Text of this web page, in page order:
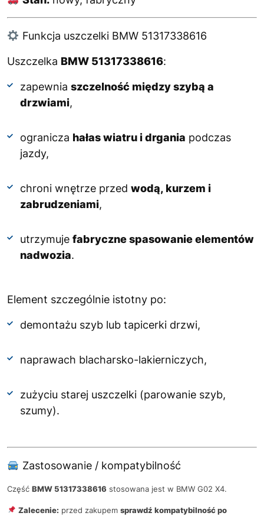
Funkcja uszczelki BMW 51317338616
Uszczelka BMW 51317338616:
zapewnia szczelność między szybą a
drzwiami,
ogranicza hałas wiatru i drgania podczas
jazdy,
chroni wnętrze przed wodą, kurzem i
zabrudzeniami,
utrzymuje fabryczne spasowanie elementów
nadwozia.
Element szczególnie istotny po:
demontażu szyb lub tapicerki drzwi,
naprawach blacharsko-lakierniczych,
zużyciu starej uszczelki (parowanie szyb,
szumy).
Zastosowanie / kompatybilność
Część BMW 51317338616 stosowana jest w BMW G02 X4.
Zalecenie: przed zakupem sprawdź kompatybilność po